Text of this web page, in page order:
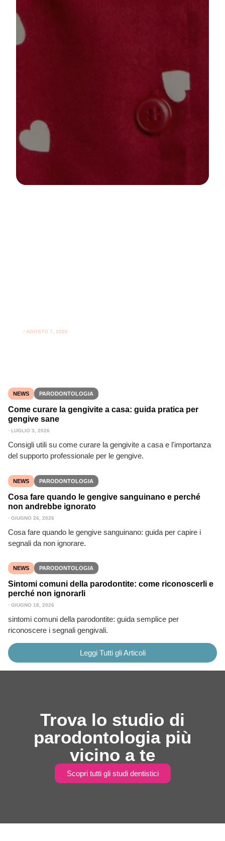
⋅ AGOSTO 7, 2026
NEWS PARODONTOLOGIA
Come curare la gengivite a casa: guida pratica per
gengive sane
⋅ LUGLIO 3, 2026
Consigli utili su come curare la gengivite a casa e l'importanza
del supporto professionale per le gengive.
NEWS PARODONTOLOGIA
Cosa fare quando le gengive sanguinano e perché
non andrebbe ignorato
⋅ GIUGNO 26, 2026
Cosa fare quando le gengive sanguinano: guida per capire i
segnali da non ignorare.
NEWS PARODONTOLOGIA
Sintomi comuni della parodontite: come riconoscerli e
perché non ignorarli
⋅ GIUGNO 18, 2026
sintomi comuni della parodontite: guida semplice per
riconoscere i segnali gengivali.
Leggi Tutti gli Articoli
Trova lo studio di
parodontologia più
vicino a te
Scopri tutti gli studi dentistici